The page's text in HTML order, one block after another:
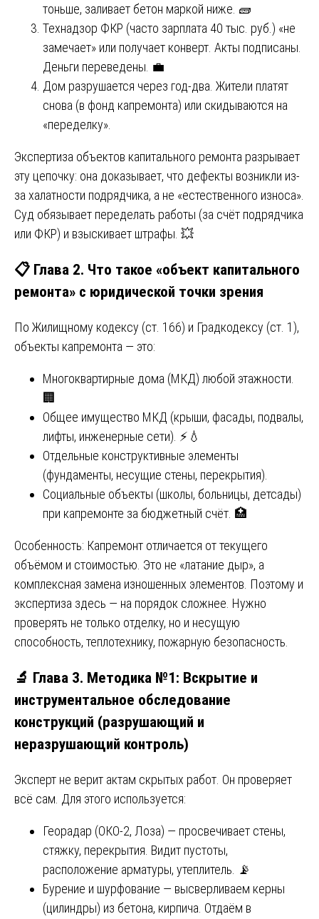
тоньше, заливает бетон маркой ниже. 🧱
Технадзор ФКР (часто зарплата 40 тыс. руб.) «не
замечает» или получает конверт. Акты подписаны.
Деньги переведены. 💼
Дом разрушается через год-два. Жители платят
снова (в фонд капремонта) или скидываются на
«переделку».
Экспертиза объектов капитального ремонта разрывает
эту цепочку: она доказывает, что дефекты возникли из-
за халатности подрядчика, а не «естественного износа».
Суд обязывает переделать работы (за счёт подрядчика
или ФКР) и взыскивает штрафы. 💥
📋 Глава 2. Что такое «объект капитального
ремонта» с юридической точки зрения
По Жилищному кодексу (ст. 166) и Градкодексу (ст. 1),
объекты капремонта — это:
Многоквартирные дома (МКД) любой этажности.
🏢
Общее имущество МКД (крыши, фасады, подвалы,
лифты, инженерные сети). ⚡💧
Отдельные конструктивные элементы
(фундаменты, несущие стены, перекрытия).
Социальные объекты (школы, больницы, детсады)
при капремонте за бюджетный счёт. 🏥
Особенность: Капремонт отличается от текущего
объёмом и стоимостью. Это не «латание дыр», а
комплексная замена изношенных элементов. Поэтому и
экспертиза здесь — на порядок сложнее. Нужно
проверять не только отделку, но и несущую
способность, теплотехнику, пожарную безопасность.
🔬 Глава 3. Методика №1: Вскрытие и
инструментальное обследование
конструкций (разрушающий и
неразрушающий контроль)
Эксперт не верит актам скрытых работ. Он проверяет
всё сам. Для этого используется:
Георадар (ОКО-2, Лоза) — просвечивает стены,
стяжку, перекрытия. Видит пустоты,
расположение арматуры, утеплитель. 📡
Бурение и шурфование — высверливаем керны
(цилиндры) из бетона, кирпича. Отдаём в